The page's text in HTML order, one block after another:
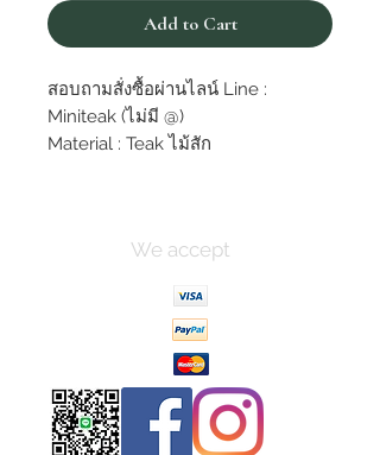
Add to Cart
สอบถามสั่งซื้อผ่านไลน์ Line :
Miniteak (ไม่มี @)
Material : Teak ไม้สัก
We accept